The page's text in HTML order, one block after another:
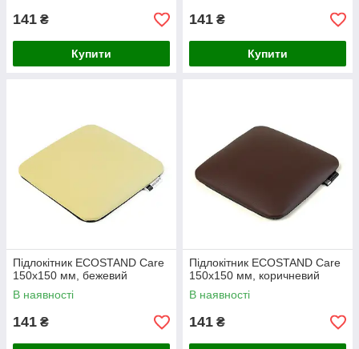
141 ₴
Купити
141 ₴
Купити
Підлокітник ECOSTAND Care
150х150 мм, бежевий
В наявності
141 ₴
Підлокітник ECOSTAND Care
150х150 мм, коричневий
В наявності
141 ₴